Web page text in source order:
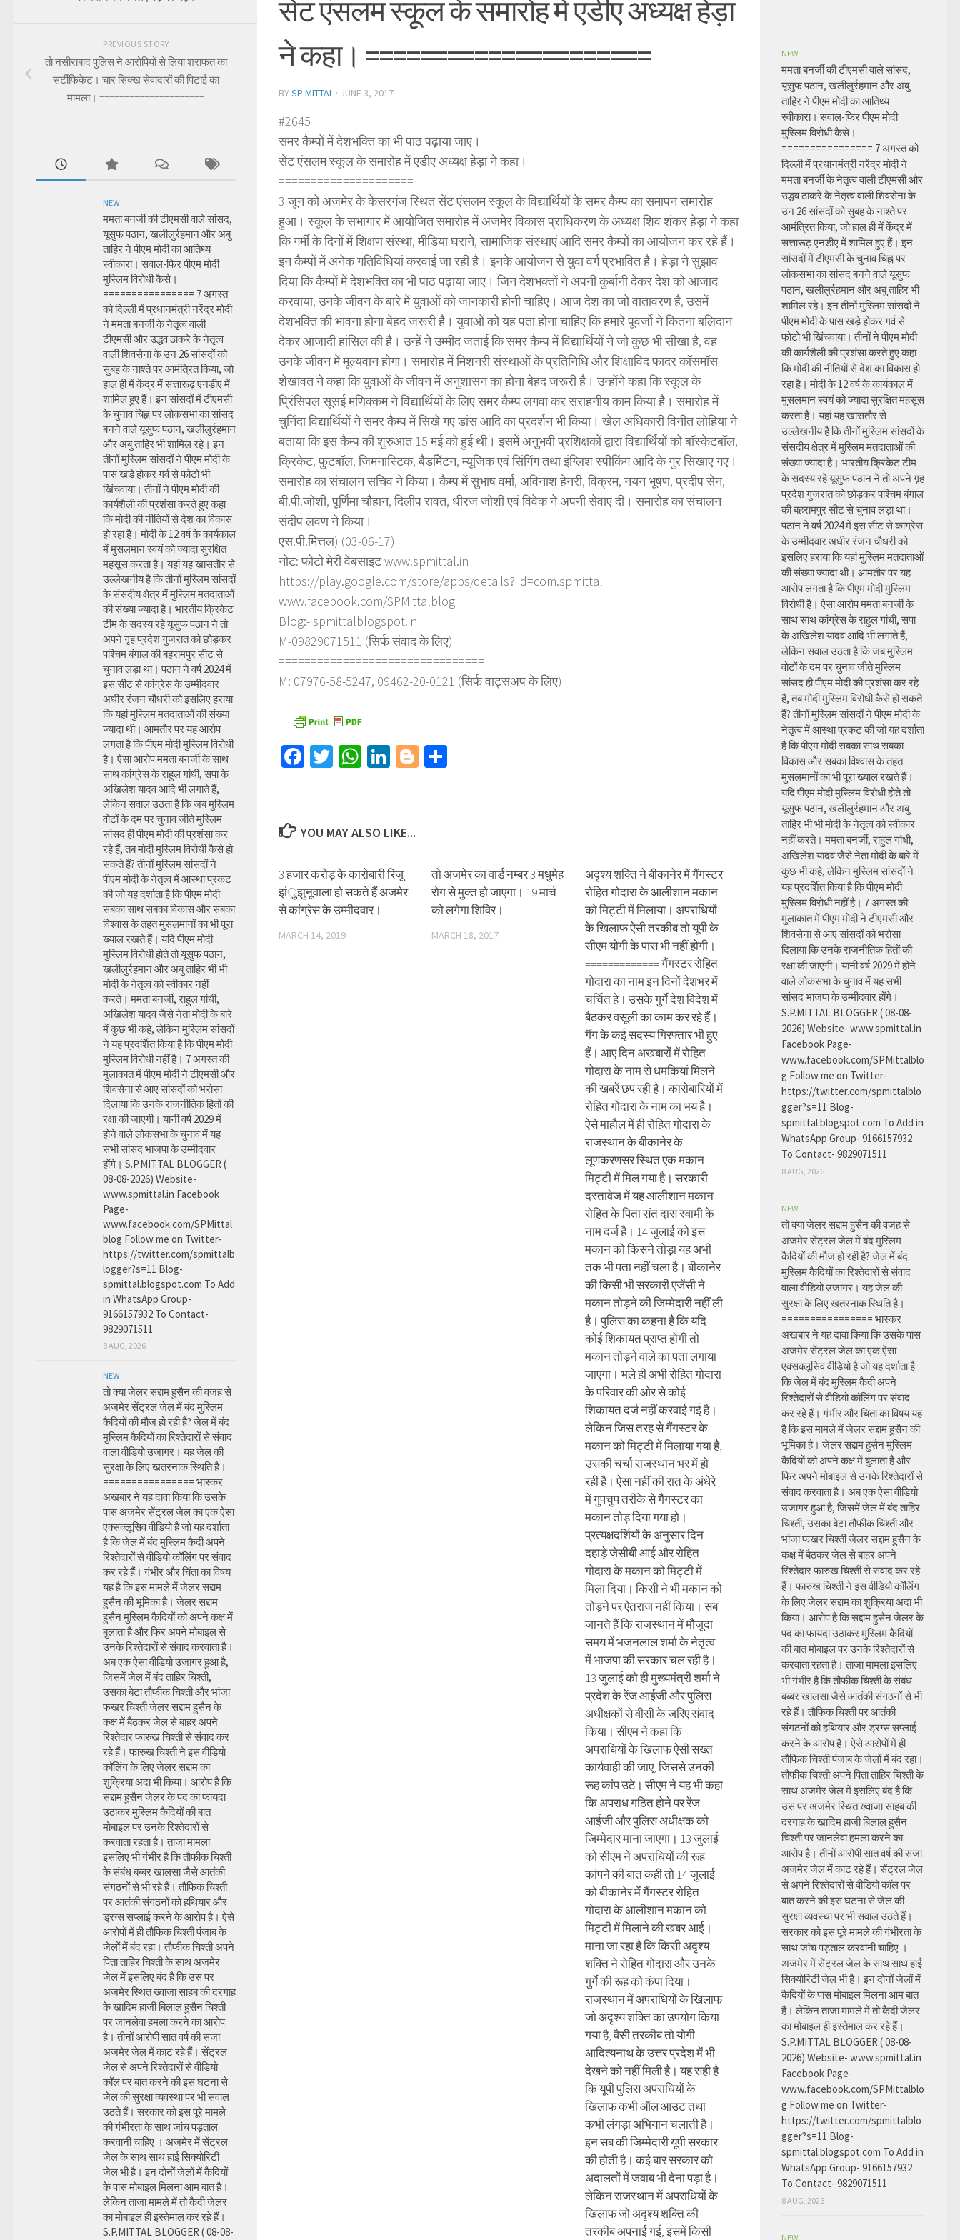
सेंट एंसलम स्कूल के समारोह में एडीए अध्यक्ष हेड़ा
ने कहा। =====================
BYSP MITTAL · JUNE 3, 2017
#2645
समर कैम्पों में देशभक्ति का भी पाठ पढ़ाया जाए।
सेंट एंसलम स्कूल के समारोह में एडीए अध्यक्ष हेड़ा ने कहा।
=====================
3 जून को अजमेर के केसरगंज स्थित सेंट एंसलम स्कूल के विद्यार्थियों के समर कैम्प का समापन समारोह
हुआ। स्कूल के सभागार में आयोजित समारोह में अजमेर विकास प्राधिकरण के अध्यक्ष शिव शंकर हेड़ा ने कहा
कि गर्मी के दिनों में शिक्षण संस्था, मीडिया घराने, सामाजिक संस्थाएं आदि समर कैम्पों का आयोजन कर रहे हैं।
इन कैम्पों में अनेक गतिविधियां करवाई जा रही है। इनके आयोजन से युवा वर्ग प्रभावित है। हेड़ा ने सुझाव
दिया कि कैम्पों में देशभक्ति का भी पाठ पढ़ाया जाए। जिन देशभक्तों ने अपनी कुर्बानी देकर देश को आजाद
करवाया, उनके जीवन के बारे में युवाओं को जानकारी होनी चाहिए। आज देश का जो वातावरण है, उसमें
देशभक्ति की भावना होना बेहद जरूरी है। युवाओं को यह पता होना चाहिए कि हमारे पूवर्जो ने कितना बलिदान
देकर आजादी हांसिल की है। उन्हें ने उम्मीद जताई कि समर कैम्प में विद्यार्थियों ने जो कुछ भी सीखा है, वह
उनके जीवन में मूल्यवान होगा। समारोह में मिशनरी संस्थाओं के प्रतिनिधि और शिक्षाविद फादर कॉसमॉस
शेखावत ने कहा कि युवाओं के जीवन में अनुशासन का होना बेहद जरूरी है। उन्होंने कहा कि स्कूल के
प्रिंसिपल सूसई मणिक्कम ने विद्यार्थियों के लिए समर कैम्प लगवा कर सराहनीय काम किया है। समारोह में
चुनिंदा विद्यार्थियों ने समर कैम्प में सिखे गए डांस आदि का प्रदर्शन भी किया। खेल अधिकारी विनीत लोहिया ने
बताया कि इस कैम्प की शुरुआत 15 मई को हुई थी। इसमें अनुभवी प्रशिक्षकों द्वारा विद्यार्थियों को बॉस्केटबॉल,
क्रिकेट, फुटबॉल, जिमनास्टिक, बैडमिेंटन, म्यूजिक एवं सिंगिंग तथा इंग्लिश स्पीकिंग आदि के गुर सिखाए गए।
समारोह का संचालन सचिव ने किया। कैम्प में सुभाष वर्मा, अविनाश हेनरी, विक्रम, नयन भूषण, प्रदीप सेन,
बी.पी.जोशी, पूर्णिमा चौहान, दिलीप रावत, धीरज जोशी एवं विवेक ने अपनी सेवाए दी। समारोह का संचालन
संदीप लवण ने किया।
एस.पी.मित्तल) (03-06-17)
नोट: फोटो मेरी वेबसाइट www.spmittal.in
https://play.google.com/store/apps/details? id=com.spmittal
www.facebook.com/SPMittalblog
Blog:- spmittalblogspot.in
M-09829071511 (सिर्फ संवाद के लिए)
================================
M: 07976-58-5247, 09462-20-0121 (सिर्फ वाट्सअप के लिए)
Facebook
TwitterWhatsApp
LinkedIn
Blogger
YOU MAY ALSO LIKE...
3 हजार करोड़ के कारोबारी रिजू
झंुझुनूवाला हो सकते हैं अजमेर
से कांग्रेस के उम्मीदवार।
MARCH 14, 2019
तो अजमेर का वार्ड नम्बर 3 मधुमेह
रोग से मुक्त हो जाएगा। 19 मार्च
को लगेगा शिविर।
MARCH 18, 2017
अदृश्य शक्ति ने बीकानेर में गैंगस्टर
रोहित गोदारा के आलीशान मकान
को मिट्टी में मिलाया। अपराधियों
के खिलाफ ऐसी तरकीब तो यूपी के
सीएम योगी के पास भी नहीं होगी।
============= गैंगस्टर रोहित
गोदारा का नाम इन दिनों देशभर में
चर्चित हे। उसके गुर्गे देश विदेश में
बैठकर वसूली का काम कर रहे हैं।
गैंग के कई सदस्य गिरफ्तार भी हुए
हैं। आए दिन अखबारों में रोहित
गोदारा के नाम से धमकियां मिलने
की खबरें छप रही है। कारोबारियों में
रोहित गोदारा के नाम का भय है।
ऐसे माहौल में ही रोहित गोदारा के
राजस्थान के बीकानेर के
लूणकरणसर स्थित एक मकान
मिट्टी में मिल गया है। सरकारी
दस्तावेज में यह आलीशान मकान
रोहित के पिता संत दास स्वामी के
नाम दर्ज है। 14 जुलाई को इस
मकान को किसने तोड़ा यह अभी
तक भी पता नहीं चला है। बीकानेर
की किसी भी सरकारी एजेंसी ने
मकान तोड़ने की जिम्मेदारी नहीं ली
है। पुलिस का कहना है कि यदि
कोई शिकायत प्राप्त होगी तो
मकान तोड़ने वाले का पता लगाया
जाएगा। भले ही अभी रोहित गोदारा
के परिवार की ओर से कोई
शिकायत दर्ज नहीं करवाई गई है।
लेकिन जिस तरह से गैंगस्टर के
मकान को मिट्टी में मिलाया गया है,
उसकी चर्चा राजस्थान भर में हो
रही है। ऐसा नहीं की रात के अंधेरे
में गुपचुप तरीके से गैंगस्टर का
मकान तोड़ दिया गया हो।
प्रत्यक्षदर्शियों के अनुसार दिन
दहाड़े जेसीबी आई और रोहित
गोदारा के मकान को मिट्टी में
मिला दिया। किसी ने भी मकान को
तोड़ने पर ऐतराज नहीं किया। सब
जानते हैं कि राजस्थान में मौजूदा
समय में भजनलाल शर्मा के नेतृत्व
में भाजपा की सरकार चल रही है।
13 जुलाई को ही मुख्यमंत्री शर्मा ने
प्रदेश के रेंज आईजी और पुलिस
अधीक्षकों से वीसी के जरिए संवाद
किया। सीएम ने कहा कि
अपराधियों के खिलाफ ऐसी सख्त
कार्यवाही की जाए, जिससे उनकी
रूह कांप उठे। सीएम ने यह भी कहा
कि अपराध गठित होने पर रेंज
आईजी और पुलिस अधीक्षक को
जिम्मेदार माना जाएगा। 13 जुलाई
को सीएम ने अपराधियों की रूह
कांपने की बात कही तो 14 जुलाई
को बीकानेर में गैंगस्टर रोहित
गोदारा के आलीशान मकान को
मिट्टी में मिलाने की खबर आई।
माना जा रहा है कि किसी अदृश्य
शक्ति ने रोहित गोदारा और उनके
गुर्गे की रूह को कंपा दिया।
राजस्थान में अपराधियों के खिलाफ
जो अदृश्य शक्ति का उपयोग किया
गया है, वैसी तरकीब तो योगी
आदित्यनाथ के उत्तर प्रदेश में भी
देखने को नहीं मिली है। यह सही है
कि यूपी पुलिस अपराधियों के
खिलाफ कभी ऑल आउट तथा
कभी लंगड़ा अभियान चलाती है।
इन सब की जिम्मेदारी यूपी सरकार
की होती है। कई बार सरकार को
अदालतों में जवाब भी देना पड़ा है।
लेकिन राजस्थान में अपराधियों के
खिलाफ जो अदृश्य शक्ति की
तरकीब अपनाई गई, इसमें किसी
PREVIOUS STORY
तो नसीराबाद पुलिस ने आरोपियों से लिया शराफत का
सर्टीफिकेट। चार सिक्ख सेवादारों की पिटाई का
मामला। =====================
NEW
ममता बनर्जी की टीएमसी वाले सांसद,
यूसुफ पठान, खलीलुर्रहमान और अबु
ताहिर ने पीएम मोदी का आतिथ्य
स्वीकारा। सवाल-फिर पीएम मोदी
मुस्लिम विरोधी कैसे।
================ 7 अगस्त
को दिल्ली में प्रधानमंत्री नरेंद्र मोदी
ने ममता बनर्जी के नेतृत्व वाली
टीएमसी और उद्धव ठाकरे के नेतृत्व
वाली शिवसेना के उन 26 सांसदों को
सुबह के नाश्ते पर आमंत्रित किया, जो
हाल ही में केंद्र में सत्तारूढ़ एनडीए में
शामिल हुए हैं। इन सांसदों में टीएमसी
के चुनाव चिह्न पर लोकसभा का सांसद
बनने वाले यूसुफ पठान, खलीलुर्रहमान
और अबु ताहिर भी शामिल रहे। इन
तीनों मुस्लिम सांसदों ने पीएम मोदी के
पास खड़े होकर गर्व से फोटो भी
खिंचवाया। तीनों ने पीएम मोदी की
कार्यशैली की प्रशंसा करते हुए कहा
कि मोदी की नीतियों से देश का विकास
हो रहा है। मोदी के 12 वर्ष के कार्यकाल
में मुसलमान स्वयं को ज्यादा सुरक्षित
महसूस करता है। यहां यह खासतौर से
उल्लेखनीय है कि तीनों मुस्लिम सांसदों
के संसदीय क्षेत्र में मुस्लिम मतदाताओं
की संख्या ज्यादा है। भारतीय क्रिकेट
टीम के सदस्य रहे यूसुफ पठान ने तो
अपने गृह प्रदेश गुजरात को छोड़कर
पश्चिम बंगाल की बहरामपुर सीट से
चुनाव लड़ा था। पठान ने वर्ष 2024 में
इस सीट से कांग्रेस के उम्मीदवार
अधीर रंजन चौधरी को इसलिए हराया
कि यहां मुस्लिम मतदाताओं की संख्या
ज्यादा थी। आमतौर पर यह आरोप
लगता है कि पीएम मोदी मुस्लिम विरोधी
है। ऐसा आरोप ममता बनर्जी के साथ
साथ कांग्रेस के राहुल गांधी, सपा के
अखिलेश यादव आदि भी लगाते हैं,
लेकिन सवाल उठता है कि जब मुस्लिम
वोटों के दम पर चुनाव जीते मुस्लिम
सांसद ही पीएम मोदी की प्रशंसा कर
रहे हैं, तब मोदी मुस्लिम विरोधी कैसे हो
सकते हैं? तीनों मुस्लिम सांसदों ने
पीएम मोदी के नेतृत्व में आस्था प्रकट
की जो यह दर्शाता है कि पीएम मोदी
सबका साथ सबका विकास और सबका
विश्वास के तहत मुसलमानों का भी पूरा
ख्याल रखते हैं। यदि पीएम मोदी
मुस्लिम विरोधी होते तो यूसुफ पठान,
खलीलुर्रहमान और अबु ताहिर भी भी
मोदी के नेतृत्व को स्वीकार नहीं
करते। ममता बनर्जी, राहुल गांधी,
अखिलेश यादव जैसे नेता मोदी के बारे
में कुछ भी कहे, लेकिन मुस्लिम सांसदों
ने यह प्रदर्शित किया है कि पीएम मोदी
मुस्लिम विरोधी नहीं है। 7 अगस्त की
मुलाकात में पीएम मोदी ने टीएमसी और
शिवसेना से आए सांसदों को भरोसा
दिलाया कि उनके राजनीतिक हितों की
रक्षा की जाएगी। यानी वर्ष 2029 में
होने वाले लोकसभा के चुनाव में यह
सभी सांसद भाजपा के उम्मीदवार
होंगे। S.P.MITTAL BLOGGER (
08-08-2026) Website-
www.spmittal.in Facebook
Page-
www.facebook.com/SPMittal
blog Follow me on Twitter-
https://twitter.com/spmittalb
logger?s=11 Blog-
spmittal.blogspot.com To Add
in WhatsApp Group-
9166157932 To Contact-
9829071511
8 AUG, 2026
NEW
तो क्या जेलर सद्दाम हुसैन की वजह से
अजमेर सेंट्रल जेल में बंद मुस्लिम
कैदियों की मौज हो रही है? जेल में बंद
मुस्लिम कैदियों का रिश्तेदारों से संवाद
वाला वीडियो उजागर। यह जेल की
सुरक्षा के लिए खतरनाक स्थिति है।
================ भास्कर
अखबार ने यह दावा किया कि उसके
पास अजमेर सेंट्रल जेल का एक ऐसा
एक्सक्लूसिव वीडियो है जो यह दर्शाता
है कि जेल में बंद मुस्लिम कैदी अपने
रिश्तेदारों से वीडियो कॉलिंग पर संवाद
कर रहे हैं। गंभीर और चिंता का विषय
यह है कि इस मामले में जेलर सद्दाम
हुसैन की भूमिका है। जेलर सद्दाम
हुसैन मुस्लिम कैदियों को अपने कक्ष में
बुलाता है और फिर अपने मोबाइल से
उनके रिश्तेदारों से संवाद करवाता है।
अब एक ऐसा वीडियो उजागर हुआ है,
जिसमें जेल में बंद ताहिर चिश्ती,
उसका बेटा तौफीक चिश्ती और भांजा
फखर चिश्ती जेलर सद्दाम हुसैन के
कक्ष में बैठकर जेल से बाहर अपने
रिश्तेदार फारुख चिश्ती से संवाद कर
रहे हैं। फारुख चिश्ती ने इस वीडियो
कॉलिंग के लिए जेलर सद्दाम का
शुक्रिया अदा भी किया। आरोप है कि
सद्दाम हुसैन जेलर के पद का फायदा
उठाकर मुस्लिम कैदियों की बात
मोबाइल पर उनके रिश्तेदारों से
करवाता रहता है। ताजा मामला
इसलिए भी गंभीर है कि तौफीक चिश्ती
के संबंध बब्बर खालसा जैसे आतंकी
संगठनों से भी रहे हैं। तौफिक चिश्ती
पर आतंकी संगठनों को हथियार और
ड्रग्स सप्लाई करने के आरोप है। ऐसे
आरोपों में ही तौफिक चिश्ती पंजाब के
जेलों में बंद रहा। तौफीक चिश्ती अपने
पिता ताहिर चिश्ती के साथ अजमेर
जेल में इसलिए बंद है कि उस पर
अजमेर स्थित ख्वाजा साहब की दरगाह
के खादिम हाजी बिलाल हुसैन चिश्ती
पर जानलेवा हमला करने का आरोप
है। तीनों आरोपी सात वर्ष की सजा
अजमेर जेल में काट रहे हैं। सेंट्रल
जेल से अपने रिश्तेदारों से वीडियो
कॉल पर बात करने की इस घटना से
जेल की सुरक्षा व्यवस्था पर भी सवाल
उठते हैं। सरकार को इस पूरे मामले
की गंभीरता के साथ जांच पड़ताल
करवानी चाहिए । अजमेर में सेंट्रल
जेल के साथ साथ हाई सिक्योरिटी
जेल भी है। इन दोनों जेलों में कैदियों
के पास मोबाइल मिलना आम बात है।
लेकिन ताजा मामले में तो कैदी जेलर
का मोबाइल ही इस्तेमाल कर रहे हैं।
S.P.MITTAL BLOGGER ( 08-08-
NEW
ममता बनर्जी की टीएमसी वाले सांसद,
यूसुफ पठान, खलीलुर्रहमान और अबु
ताहिर ने पीएम मोदी का आतिथ्य
स्वीकारा। सवाल-फिर पीएम मोदी
मुस्लिम विरोधी कैसे।
================ 7 अगस्त को
दिल्ली में प्रधानमंत्री नरेंद्र मोदी ने
ममता बनर्जी के नेतृत्व वाली टीएमसी और
उद्धव ठाकरे के नेतृत्व वाली शिवसेना के
उन 26 सांसदों को सुबह के नाश्ते पर
आमंत्रित किया, जो हाल ही में केंद्र में
सत्तारूढ़ एनडीए में शामिल हुए हैं। इन
सांसदों में टीएमसी के चुनाव चिह्न पर
लोकसभा का सांसद बनने वाले यूसुफ
पठान, खलीलुर्रहमान और अबु ताहिर भी
शामिल रहे। इन तीनों मुस्लिम सांसदों ने
पीएम मोदी के पास खड़े होकर गर्व से
फोटो भी खिंचवाया। तीनों ने पीएम मोदी
की कार्यशैली की प्रशंसा करते हुए कहा
कि मोदी की नीतियों से देश का विकास हो
रहा है। मोदी के 12 वर्ष के कार्यकाल में
मुसलमान स्वयं को ज्यादा सुरक्षित महसूस
करता है। यहां यह खासतौर से
उल्लेखनीय है कि तीनों मुस्लिम सांसदों के
संसदीय क्षेत्र में मुस्लिम मतदाताओं की
संख्या ज्यादा है। भारतीय क्रिकेट टीम
के सदस्य रहे यूसुफ पठान ने तो अपने गृह
प्रदेश गुजरात को छोड़कर पश्चिम बंगाल
की बहरामपुर सीट से चुनाव लड़ा था।
पठान ने वर्ष 2024 में इस सीट से कांग्रेस
के उम्मीदवार अधीर रंजन चौधरी को
इसलिए हराया कि यहां मुस्लिम मतदाताओं
की संख्या ज्यादा थी। आमतौर पर यह
आरोप लगता है कि पीएम मोदी मुस्लिम
विरोधी है। ऐसा आरोप ममता बनर्जी के
साथ साथ कांग्रेस के राहुल गांधी, सपा
के अखिलेश यादव आदि भी लगाते हैं,
लेकिन सवाल उठता है कि जब मुस्लिम
वोटों के दम पर चुनाव जीते मुस्लिम
सांसद ही पीएम मोदी की प्रशंसा कर रहे
हैं, तब मोदी मुस्लिम विरोधी कैसे हो सकते
हैं? तीनों मुस्लिम सांसदों ने पीएम मोदी के
नेतृत्व में आस्था प्रकट की जो यह दर्शाता
है कि पीएम मोदी सबका साथ सबका
विकास और सबका विश्वास के तहत
मुसलमानों का भी पूरा ख्याल रखते हैं।
यदि पीएम मोदी मुस्लिम विरोधी होते तो
यूसुफ पठान, खलीलुर्रहमान और अबु
ताहिर भी भी मोदी के नेतृत्व को स्वीकार
नहीं करते। ममता बनर्जी, राहुल गांधी,
अखिलेश यादव जैसे नेता मोदी के बारे में
कुछ भी कहे, लेकिन मुस्लिम सांसदों ने
यह प्रदर्शित किया है कि पीएम मोदी
मुस्लिम विरोधी नहीं है। 7 अगस्त की
मुलाकात में पीएम मोदी ने टीएमसी और
शिवसेना से आए सांसदों को भरोसा
दिलाया कि उनके राजनीतिक हितों की
रक्षा की जाएगी। यानी वर्ष 2029 में होने
वाले लोकसभा के चुनाव में यह सभी
सांसद भाजपा के उम्मीदवार होंगे।
S.P.MITTAL BLOGGER ( 08-08-
2026) Website- www.spmittal.in
Facebook Page-
www.facebook.com/SPMittalblo
g Follow me on Twitter-
https://twitter.com/spmittalblo
gger?s=11 Blog-
spmittal.blogspot.com To Add in
WhatsApp Group- 9166157932
To Contact- 9829071511
8 AUG, 2026
NEW
तो क्या जेलर सद्दाम हुसैन की वजह से
अजमेर सेंट्रल जेल में बंद मुस्लिम
कैदियों की मौज हो रही है? जेल में बंद
मुस्लिम कैदियों का रिश्तेदारों से संवाद
वाला वीडियो उजागर। यह जेल की
सुरक्षा के लिए खतरनाक स्थिति है।
================ भास्कर
अखबार ने यह दावा किया कि उसके पास
अजमेर सेंट्रल जेल का एक ऐसा
एक्सक्लूसिव वीडियो है जो यह दर्शाता है
कि जेल में बंद मुस्लिम कैदी अपने
रिश्तेदारों से वीडियो कॉलिंग पर संवाद
कर रहे हैं। गंभीर और चिंता का विषय यह
है कि इस मामले में जेलर सद्दाम हुसैन की
भूमिका है। जेलर सद्दाम हुसैन मुस्लिम
कैदियों को अपने कक्ष में बुलाता है और
फिर अपने मोबाइल से उनके रिश्तेदारों से
संवाद करवाता है। अब एक ऐसा वीडियो
उजागर हुआ है, जिसमें जेल में बंद ताहिर
चिश्ती, उसका बेटा तौफीक चिश्ती और
भांजा फखर चिश्ती जेलर सद्दाम हुसैन के
कक्ष में बैठकर जेल से बाहर अपने
रिश्तेदार फारुख चिश्ती से संवाद कर रहे
हैं। फारुख चिश्ती ने इस वीडियो कॉलिंग
के लिए जेलर सद्दाम का शुक्रिया अदा भी
किया। आरोप है कि सद्दाम हुसैन जेलर के
पद का फायदा उठाकर मुस्लिम कैदियों
की बात मोबाइल पर उनके रिश्तेदारों से
करवाता रहता है। ताजा मामला इसलिए
भी गंभीर है कि तौफीक चिश्ती के संबंध
बब्बर खालसा जैसे आतंकी संगठनों से भी
रहे हैं। तौफिक चिश्ती पर आतंकी
संगठनों को हथियार और ड्रग्स सप्लाई
करने के आरोप है। ऐसे आरोपों में ही
तौफिक चिश्ती पंजाब के जेलों में बंद रहा।
तौफीक चिश्ती अपने पिता ताहिर चिश्ती के
साथ अजमेर जेल में इसलिए बंद है कि
उस पर अजमेर स्थित ख्वाजा साहब की
दरगाह के खादिम हाजी बिलाल हुसैन
चिश्ती पर जानलेवा हमला करने का
आरोप है। तीनों आरोपी सात वर्ष की सजा
अजमेर जेल में काट रहे हैं। सेंट्रल जेल
से अपने रिश्तेदारों से वीडियो कॉल पर
बात करने की इस घटना से जेल की
सुरक्षा व्यवस्था पर भी सवाल उठते हैं।
सरकार को इस पूरे मामले की गंभीरता के
साथ जांच पड़ताल करवानी चाहिए ।
अजमेर में सेंट्रल जेल के साथ साथ हाई
सिक्योरिटी जेल भी है। इन दोनों जेलों में
कैदियों के पास मोबाइल मिलना आम बात
है। लेकिन ताजा मामले में तो कैदी जेलर
का मोबाइल ही इस्तेमाल कर रहे हैं।
S.P.MITTAL BLOGGER ( 08-08-
2026) Website- www.spmittal.in
Facebook Page-
www.facebook.com/SPMittalblo
g Follow me on Twitter-
https://twitter.com/spmittalblo
gger?s=11 Blog-
spmittal.blogspot.com To Add in
WhatsApp Group- 9166157932
To Contact- 9829071511
8 AUG, 2026
NEW